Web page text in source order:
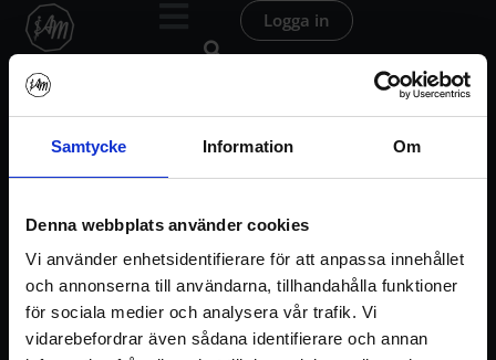
Samtycke Information Om
Denna webbplats använder cookies
Vi använder enhetsidentifierare för att anpassa innehållet
och annonserna till användarna, tillhandahålla funktioner
för sociala medier och analysera vår trafik. Vi
vidarebefordrar även sådana identifierare och annan
Hoppa
innehåll
Logga in
P-A-M 26 – Balans 3:12 – Whaa Saa
Om sekvensen